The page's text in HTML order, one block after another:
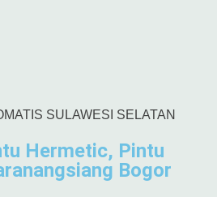
Hermetic, Pintu
Bogor